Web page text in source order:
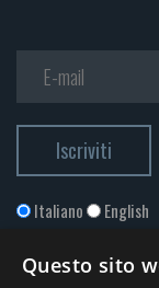
Italiano English
Questo sito